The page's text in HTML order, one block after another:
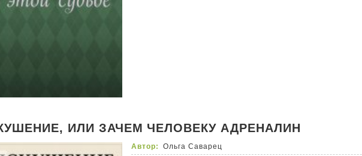
ИЛИ ЗАЧЕМ ЧЕЛОВЕКУ АДРЕНАЛИН
Автор: Ольга Саварец